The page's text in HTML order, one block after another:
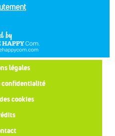
légales
confidentialité
cookies